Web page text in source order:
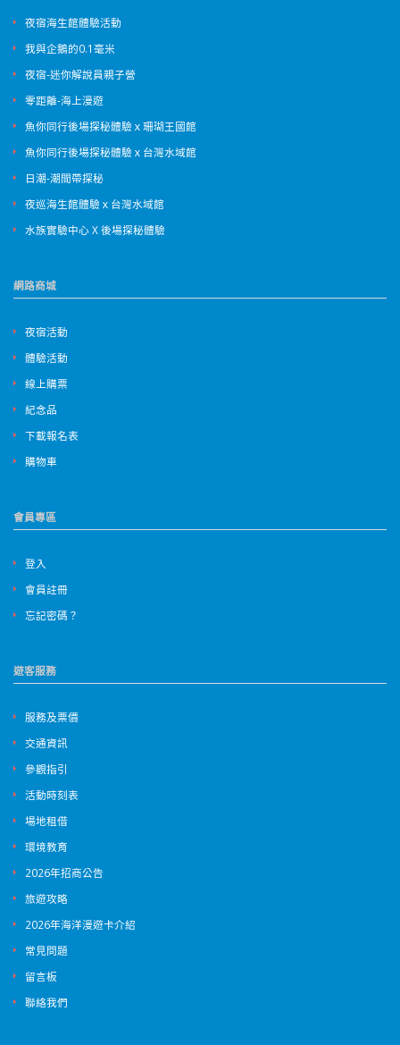
夜宿海生館體驗活動
我與企鵝的0.1毫米
夜宿-迷你解說員親子營
零距離-海上漫遊
魚你同行後場探秘體驗ｘ珊瑚王國館
魚你同行後場探秘體驗ｘ台灣水域館
日潮-潮間帶探秘
夜巡海生館體驗ｘ台灣水域館
水族實驗中心 X 後場探秘體驗
網路商城
夜宿活動
體驗活動
線上購票
紀念品
下載報名表
購物車
會員專區
登入
會員註冊
忘記密碼？
遊客服務
服務及票價
交通資訊
參觀指引
活動時刻表
場地租借
環境教育
2026年招商公告
旅遊攻略
2026年海洋漫遊卡介紹
常見問題
留言板
聯絡我們